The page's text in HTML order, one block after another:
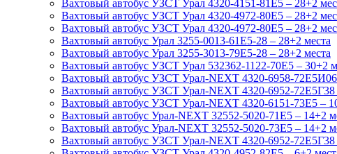
Вахтовый автобус УЗСТ Урал 4320-4151-81Е5 – 28+2
Вахтовый автобус УЗСТ Урал 4320-4972-80Е5 – 28+2
Вахтовый автобус УЗСТ Урал 4320-4972-80Е5 – 28+2
Вахтовый автобус Урал 3255-0013-61Е5-28 – 28+2 места
Вахтовый автобус Урал 3255-3013-79Е5-28 – 28+2 места
Вахтовый автобус УЗСТ Урал 532362-1122-70Е5 – 30+2
Вахтовый автобус УЗСТ Урал-NEXT 4320-6958-
Вахтовый автобус УЗСТ Урал-NEXT 4320-6952-
Вахтовый автобус УЗСТ Урал-NEXT 4320-6151-73Е5 –
Вахтовый автобус Урал-NEXT 32552-5020-71Е5 – 14+2
Вахтовый автобус Урал-NEXT 32552-5020-73Е5 – 14+2
Вахтовый автобус УЗСТ Урал-NEXT 4320-6952-72Е5Г38